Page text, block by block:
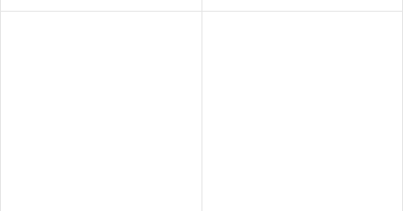
pevného hrubého materiálu, má
přední straně je ozdoba v